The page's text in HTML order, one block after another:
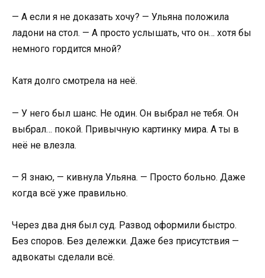
— А если я не доказать хочу? — Ульяна положила
ладони на стол. — А просто услышать, что он… хотя бы
немного гордится мной?
Катя долго смотрела на неё.
— У него был шанс. Не один. Он выбрал не тебя. Он
выбрал… покой. Привычную картинку мира. А ты в
неё не влезла.
— Я знаю, — кивнула Ульяна. — Просто больно. Даже
когда всё уже правильно.
Через два дня был суд. Развод оформили быстро.
Без споров. Без дележки. Даже без присутствия —
адвокаты сделали всё.